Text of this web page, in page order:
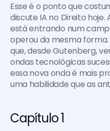
Esse é o ponto que
discute IA no Direito
está entrando num
operou da mesma
que, desde Gutenberg,
ondas tecnológicas
essa nova onda é mais
uma habilidade que as
Capítulo 1